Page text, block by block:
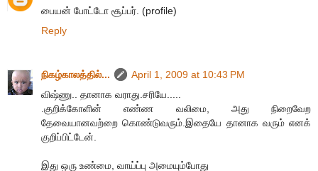
பையன் போட்டோ சூப்பர். (profile)
Reply
நிகழ்காலத்தில்...
April 1, 2009 at 10:43 PM
விஷ்ணு.. தானாக வராது.சரியே.....
.குறிக்கோளின் எண்ண வலிமை, அது நிறைவேற
தேவையானவற்றை கொண்டுவரும்.இதையே தானாக வரும் எனக்
குறிப்பிட்டேன்.
இது ஒரு உண்மை, வாய்ப்பு அமையும்போது